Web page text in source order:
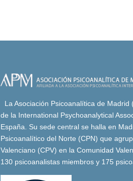
La Asociación Psicoanalítica de
de la International Psychoanalytical
España. Su sede central se halla en
Psicoanalítico del Norte (CPN) que
Valenciano (CPV) en la Comunidad
130 psicoanalistas miembros y 175